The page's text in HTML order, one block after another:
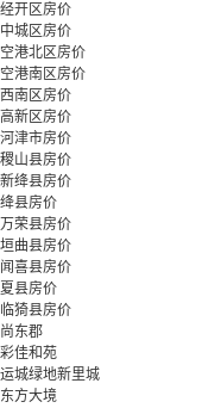
经开区房价
中城区房价
空港北区房价
空港南区房价
西南区房价
高新区房价
河津市房价
稷山县房价
新绛县房价
绛县房价
万荣县房价
垣曲县房价
闻喜县房价
夏县房价
临猗县房价
尚东郡
彩佳和苑
运城绿地新里城
东方大境